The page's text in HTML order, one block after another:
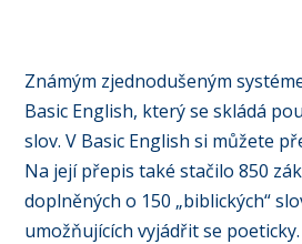
Známým zjednodušeným
Basic English, který se skládá
slov. V Basic English si můžete
Na její přepis také stačilo 850
doplněných o 150 „biblických“
umožňujících vyjádřit se poeticky.